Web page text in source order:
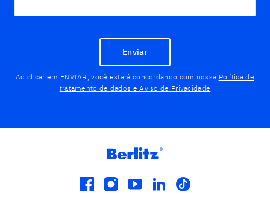
Enviar
Ao clicar em ENVIAR, você estará concordando com nossa Política de
tratamento de dados e Aviso de Privacidade
facebook
instagram
youtube
linkedin
tiktok